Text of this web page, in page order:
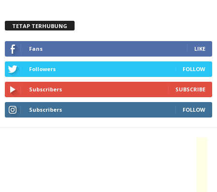
TETAP TERHUBUNG
Fans LIKE
Followers FOLLOW
Subscribers SUBSCRIBE
Subscribers FOLLOW